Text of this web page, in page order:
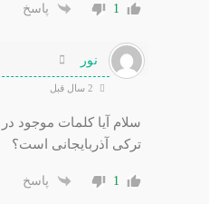
1 پاسخ
نور
سلام آیا کلمات موجود
ترکی آذربایجانی است؟
1 پاسخ